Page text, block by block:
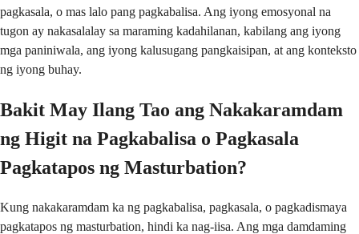
pagkasala, o mas lalo pang pagkabalisa. Ang iyong emosyonal na
tugon ay nakasalalay sa maraming kadahilanan, kabilang ang iyong
mga paniniwala, ang iyong kalusugang pangkaisipan, at ang konteksto
ng iyong buhay.
Bakit May Ilang Tao ang Nakakaramdam
ng Higit na Pagkabalisa o Pagkasala
Pagkatapos ng Masturbation?
Kung nakakaramdam ka ng pagkabalisa, pagkasala, o pagkadismaya
pagkatapos ng masturbation, hindi ka nag-iisa. Ang mga damdaming